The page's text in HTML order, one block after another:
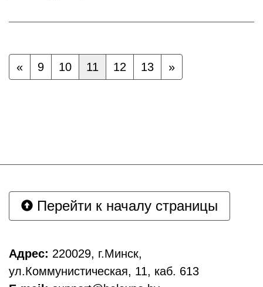
« 9 10 11 12 13 »
Перейти к началу страницы
Адрес: 220029, г.Минск,
ул.Коммунистическая, 11, каб. 613